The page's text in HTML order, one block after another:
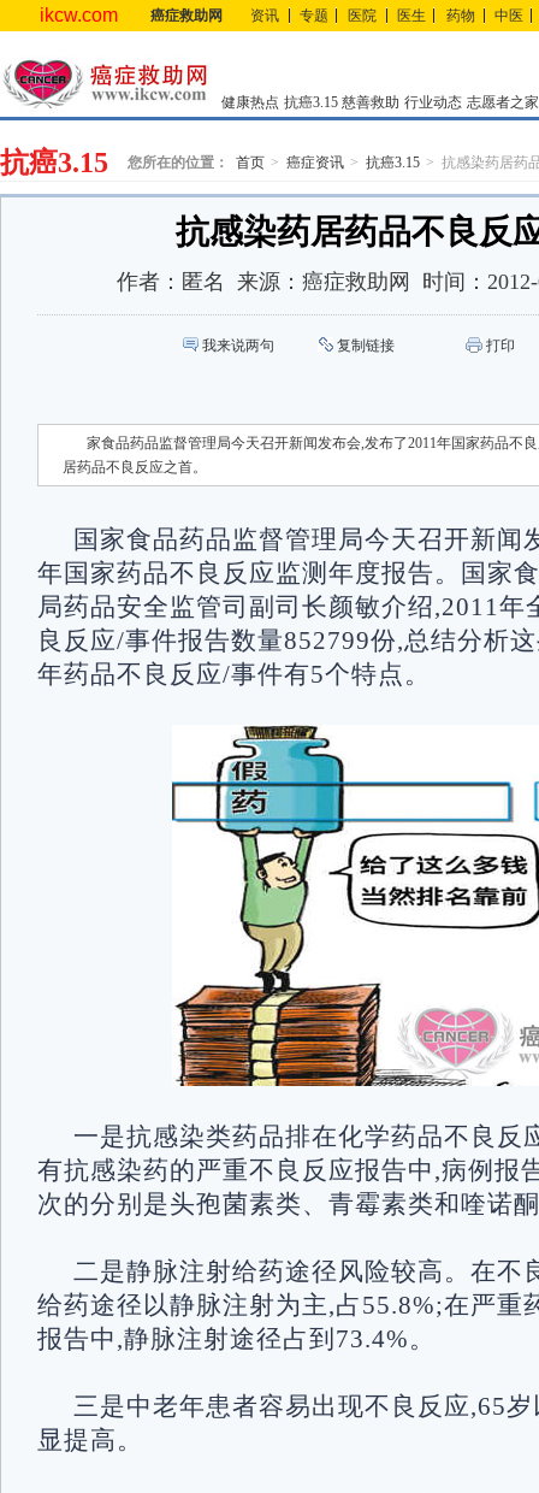
ikcw.com 癌症救助网 资讯 专题 医院 医生 药物 中医
健康热点 抗癌3.15 慈善救助 行业动态 志愿者之家
抗癌3.15 您所在的位置： 首页 癌症资讯 抗癌3.15 抗感染药居药
抗感染药居药品不良反
作者： 匿名 来源： 癌症救助网 时间：
我来说两句 复制链接 打印
家食品药品监督管理局今天召开新闻发布会,发布了2011年国家药品不
居药品不良反应之首。
国家食品药品监督管理局今天召开新闻
年国家药品不良反应监测年度报告。国家
局药品安全监管司副司长颜敏介绍,2011年
良反应/事件报告数量852799份,总结分析
年药品不良反应/事件有5个特点。
一是抗感染类药品排在化学药品不良反
有抗感染药的严重不良反应报告中,病例报
次的分别是头孢菌素类、青霉素类和喹诺
二是静脉注射给药途径风险较高。在不
给药途径以静脉注射为主,占55.8%;在严重
报告中,静脉注射途径占到73.4%。
三是中老年患者容易出现不良反应,65
显提高。